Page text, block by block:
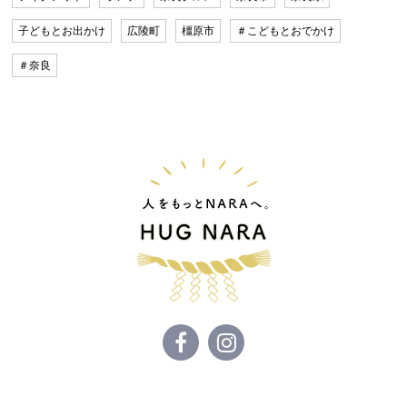
子どもとお出かけ 広陵町 橿原市 ＃こどもとおでかけ
＃奈良